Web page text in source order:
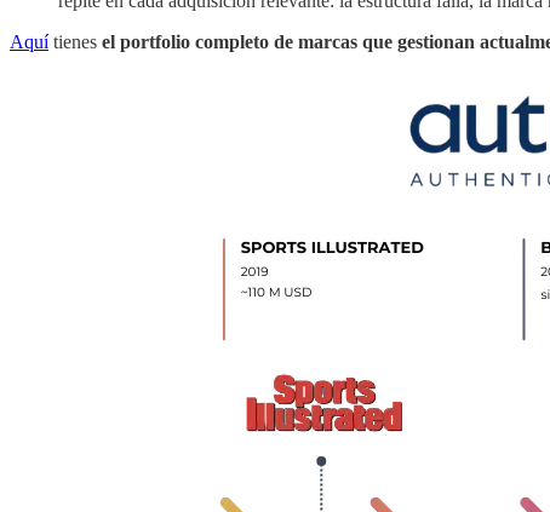
Aquítienes el portfolio completo de marcas que gestionan